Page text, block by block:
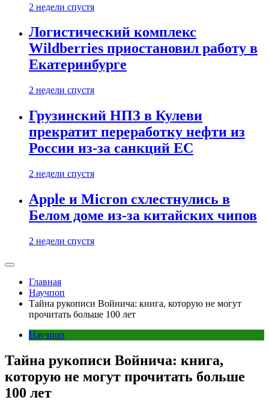
2 недели спустя
Логистический комплекс
Wildberries приостановил работу в
Екатеринбурге
2 недели спустя
Грузинский НПЗ в Кулеви
прекратит переработку нефти из
России из-за санкций ЕС
2 недели спустя
Apple и Micron схлестнулись в
Белом доме из-за китайских чипов
2 недели спустя
Главная
Научпоп
Тайна рукописи Войнича: книга, которую не могут
прочитать больше 100 лет
Научпоп
Тайна рукописи Войнича: книга,
которую не могут прочитать больше
100 лет